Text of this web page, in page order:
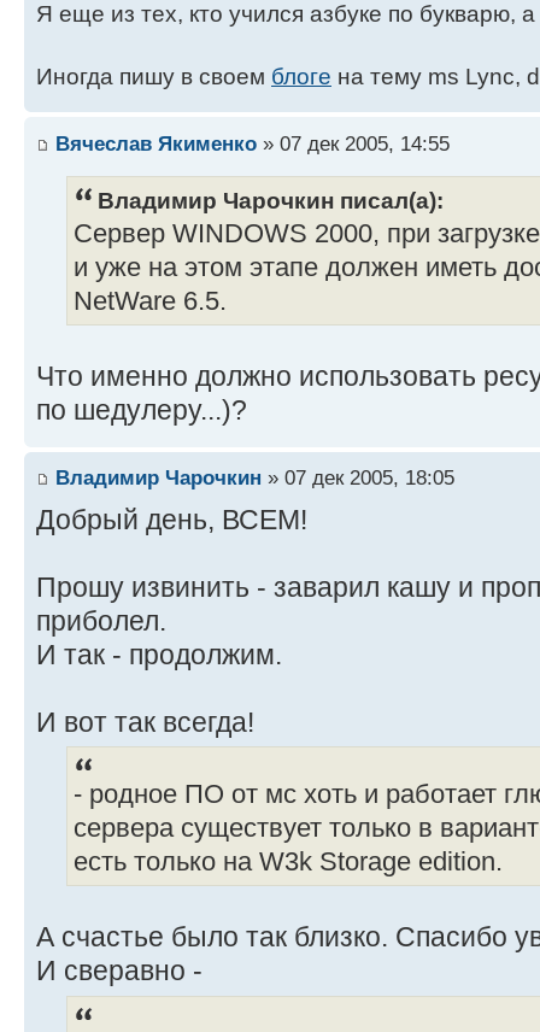
Я еще из тех, кто учился азбуке по букварю,
Иногда пишу в своем блоге на тему ms Lync,
Вячеслав Якименко » 07 дек 2005, 14:55
Владимир Чарочкин писал(а):
Сервер WINDOWS 2000, при
и уже на этом этапе должен иметь
NetWare 6.5.
Что именно должно использовать
по шедулеру...)?
Владимир Чарочкин » 07 дек 2005, 18:05
Добрый день, ВСЕМ!
Прошу извинить - заварил кашу и
приболел.
И так - продолжим.
И вот так всегда!
- родное ПО от мс хоть и работает
сервера существует только в
есть только на W3k Storage edition.
А счастье было так близко. Спасибо
И сверавно -